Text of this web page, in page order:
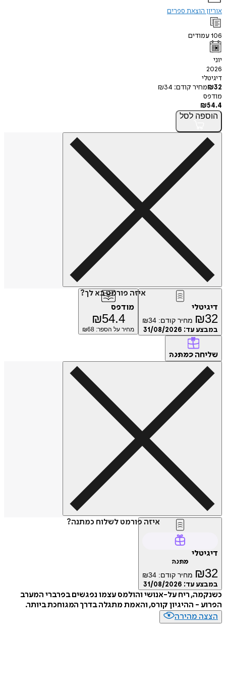
הוצאת ספרים
קודם:
₪34
לסל
איזה פורמט בא לך?
₪ מחיר קודם: ₪34
עד:31/08/2026
מודפס
₪54.4
מחיר על הספר: ₪68
כמתנה
איזה פורמט לשלוח כמתנה?
₪ מחיר קודם: ₪34
עד:31/08/2026
ריח על-אנושי והולמס עצמו נפגשים בפרברי המערב
- ההיגיון קורס, והאמת מתגלה בדרך המגוחכת ביותר.
מהירה